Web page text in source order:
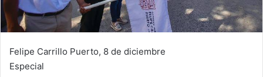
Felipe Carrillo Puerto, 8 de diciembre
Especial